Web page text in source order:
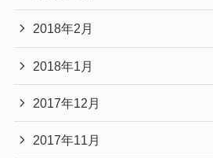
2018年2月
2018年1月
2017年12月
2017年11月